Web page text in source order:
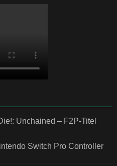
Unchained – F2P-Titel
Switch Pro Controller